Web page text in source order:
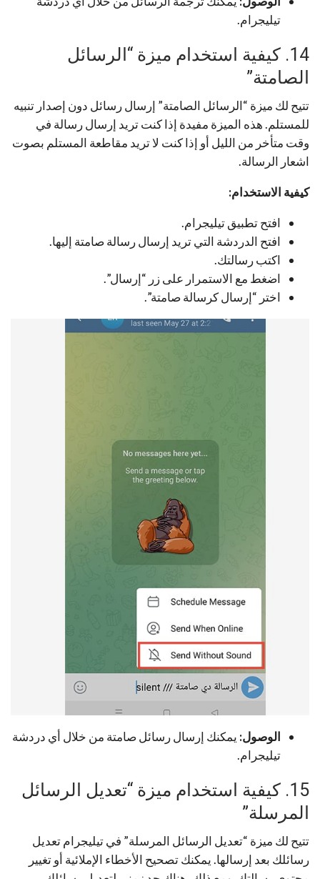
تيليجرام.
14. كيفية استخدام ميزة “الرسائل
الصامتة”
تتيح لك ميزة “الرسائل الصامتة” إرسال رسائل دون إصدار تنبيه
للمستلم. هذه الميزة مفيدة إذا كنت تريد إرسال رسالة في
وقت متأخر من الليل أو إذا كنت لا تريد مقاطعة المستلم بصوت
اشعار الرسالة.
كيفية الاستخدام:
افتح تطبيق تيليجرام.
افتح الدردشة التي تريد إرسال رسالة صامتة إليها.
اكتب رسالتك.
اضغط مع الاستمرار على زر “إرسال”.
اختر “إرسال كرسالة صامتة”.
الوصول: يمكنك إرسال رسائل صامتة من خلال أي دردشة
تيليجرام.
15. كيفية استخدام ميزة “تعديل الرسائل
المرسلة”
تتيح لك ميزة “تعديل الرسائل المرسلة” في تيليجرام تعديل
رسائلك بعد إرسالها. يمكنك تصحيح الأخطاء الإملائية أو تغيير